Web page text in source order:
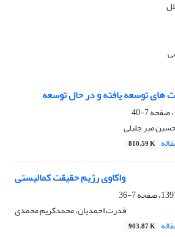
های توسعه یافته و در حال توسعه
7-40
میر جلیلی
810.59 K
‏ واکاوی رژیم حقیقت کمالیستی
7-36
قدرت احمدیان، محمدکریم محمدی
903.87 K